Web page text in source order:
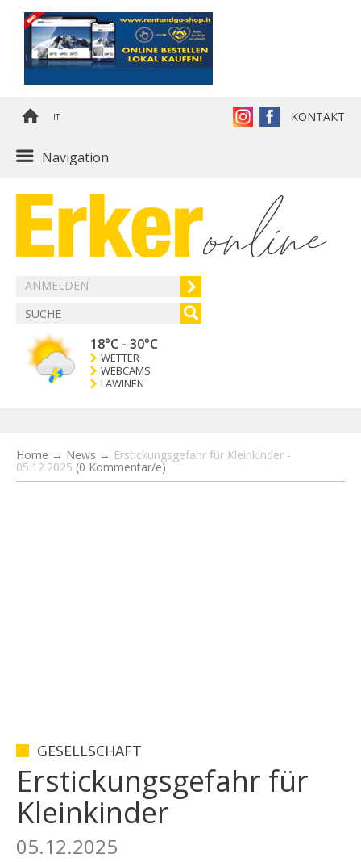
IT KONTAKT
Navigation
ANMELDEN
18°C - 30°C
WETTER
WEBCAMS
LAWINEN
Home → News → Erstickungsgefahr für Kleinkinder -
05.12.2025 (0 Kommentar/e)
GESELLSCHAFT
Erstickungsgefahr für
Kleinkinder
05.12.2025